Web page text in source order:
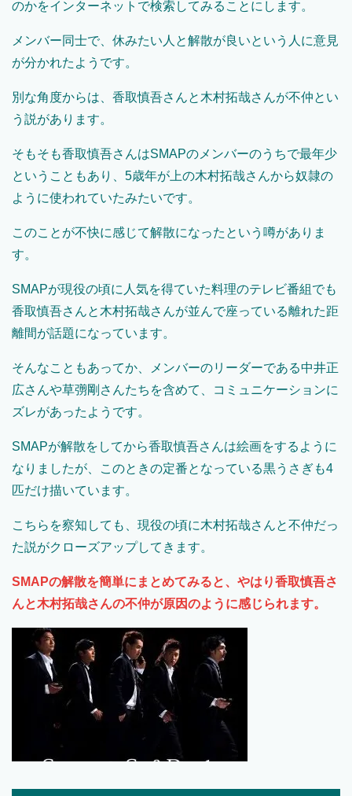
のかをインターネットで検索してみることにします。
メンバー同士で、休みたい人と解散が良いという人に意見
が分かれたようです。
別な角度からは、香取慎吾さんと木村拓哉さんが不仲とい
う説があります。
そもそも香取慎吾さんはSMAPのメンバーのうちで最年少
ということもあり、5歳年が上の木村拓哉さんから奴隷の
ように使われていたみたいです。
このことが不快に感じて解散になったという噂がありま
す。
SMAPが現役の頃に人気を得ていた料理のテレビ番組でも
香取慎吾さんと木村拓哉さんが並んで座っている離れた距
離間が話題になっています。
そんなこともあってか、メンバーのリーダーである中井正
広さんや草彅剛さんたちを含めて、コミュニケーションに
ズレがあったようです。
SMAPが解散をしてから香取慎吾さんは絵画をするように
なりましたが、このときの定番となっている黒うさぎも4
匹だけ描いています。
こちらを察知しても、現役の頃に木村拓哉さんと不仲だっ
た説がクローズアップしてきます。
SMAPの解散を簡単にまとめてみると、やはり香取慎吾さ
んと木村拓哉さんの不仲が原因のように感じられます。